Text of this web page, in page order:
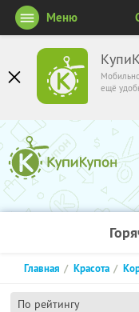
ещё
Меню
По рейтингу
Главная Красота